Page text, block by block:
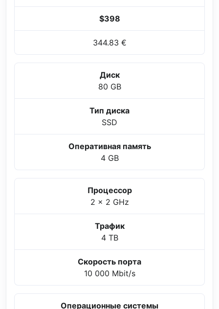
$398
344.83 €
Диск
80 GB
Тип диска
SSD
Оперативная память
4 GB
Процессор
2 x 2 GHz
Трафик
4 TB
Скорость порта
10 000 Mbit/s
Операционные системы